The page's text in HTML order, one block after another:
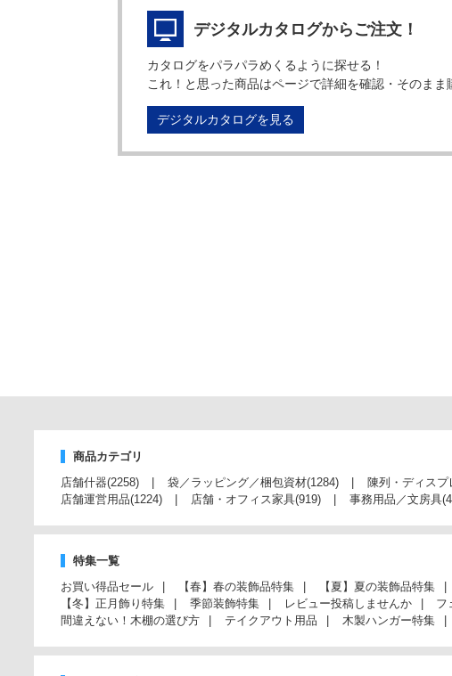
デジタルカタログからご注文！
カタログをパラパラめくるように探せる！
これ！と思った商品はページで詳細を確認・そのまま
デジタルカタログを見る
商品カテゴリ
店舗什器(2258) 袋／ラッピング／梱包資材(1284) 陳列・ディスプ
店舗運営用品(1224) 店舗・オフィス家具(919) 事務用品／文房具
特集一覧
お買い得品セール
【春】春の装飾品特集 【夏】夏の装飾品特集
【冬】正月飾り特集
季節装飾特集 レビュー投稿しませんか フ
間違えない！木棚の選び方
テイクアウト用品 木製ハンガー特集